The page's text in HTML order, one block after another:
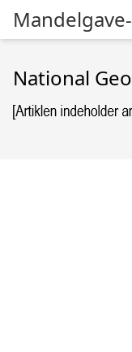
National